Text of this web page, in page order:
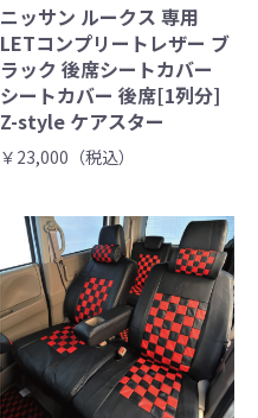
ニッサン ルークス 専用
LETコンプリートレザー ブ
ラック 後席シートカバー
シートカバー 後席[1列分]
Z-style ケアスター
￥23,000（税込）